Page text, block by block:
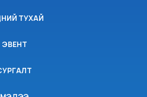
ТУХАЙ
ЭВЕНТ